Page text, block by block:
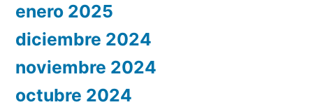
enero 2025
diciembre 2024
noviembre 2024
octubre 2024